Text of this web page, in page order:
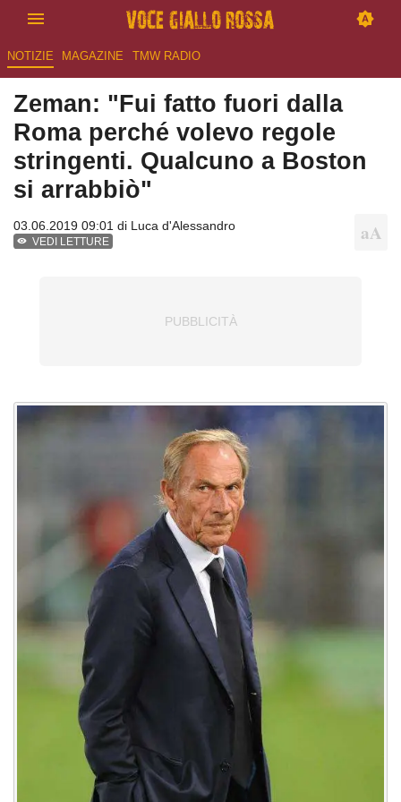
NOTIZIE MAGAZINE TMW RADIO
Zeman: "Fui fatto fuori dalla
Roma perché volevo regole
stringenti. Qualcuno a Boston
si arrabbiò"
03.06.2019 09:01 di Luca d'Alessandro
VEDI LETTURE